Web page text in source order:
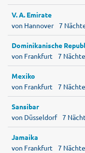
V. A. Emirate
von Hannover 7
Dominikanische
von Frankfurt 7 Nächte
Mexiko
von Frankfurt 7 Nächte
Sansibar
von Düsseldorf 7
Jamaika
von Frankfurt 7 Nächte